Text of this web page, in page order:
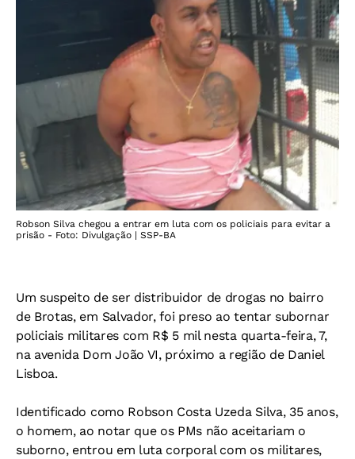
Robson Silva chegou a entrar em luta com os policiais para evitar a
prisão - Foto: Divulgação | SSP-BA
Um suspeito de ser distribuidor de drogas no bairro
de Brotas, em Salvador, foi preso ao tentar subornar
policiais militares com R$ 5 mil nesta quarta-feira, 7,
na avenida Dom João VI, próximo a região de Daniel
Lisboa.
Identificado como Robson Costa Uzeda Silva, 35 anos,
o homem, ao notar que os PMs não aceitariam o
suborno, entrou em luta corporal com os militares,